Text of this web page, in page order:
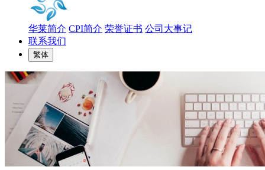
华莱简介 CPI简介 荣誉证书 公司大事记
联系我们
繁体